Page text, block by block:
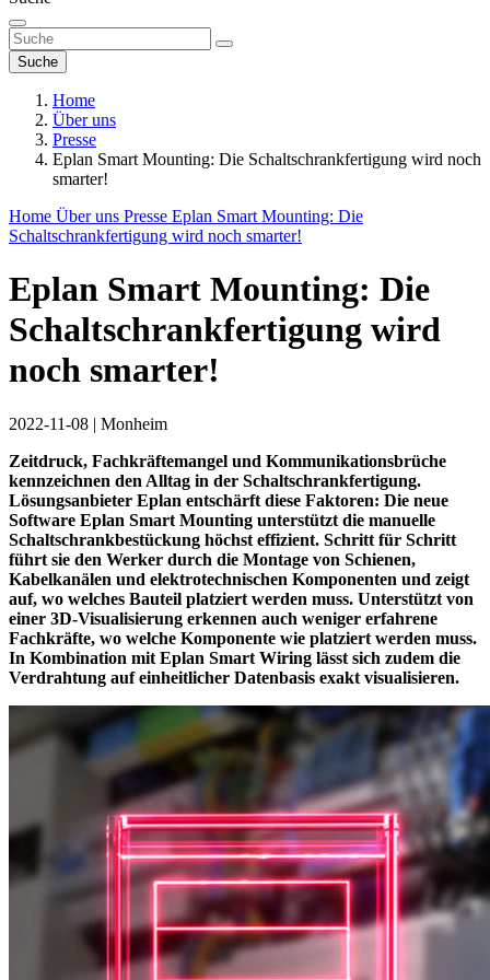
Suche
Home
Über uns
Presse
Eplan Smart Mounting: Die Schaltschrankfertigung wird noch
smarter!
Home Über uns Presse Eplan Smart Mounting: Die
Schaltschrankfertigung wird noch smarter!
Eplan Smart Mounting: Die
Schaltschrankfertigung wird
noch smarter!
2022-11-08 | Monheim
Zeitdruck, Fachkräftemangel und Kommunikations­brüche
kennzeichnen den Alltag in der Schaltschrankfertigung.
Lösungsanbieter Eplan entschärft diese Faktoren: Die neue
Software Eplan Smart Mounting unterstützt die manuelle
Schaltschrankbestückung höchst effizient. Schritt für Schritt
führt sie den Werker durch die Montage von Schienen,
Kabelkanälen und elektrotechnischen Komponenten und zeigt
auf, wo welches Bauteil platziert werden muss. Unterstützt von
einer 3D-Visualisierung erkennen auch weniger erfahrene
Fachkräfte, wo welche Komponente wie platziert werden muss.
In Kombination mit Eplan Smart Wiring lässt sich zudem die
Verdrahtung auf einheitlicher Datenbasis exakt visualisieren.